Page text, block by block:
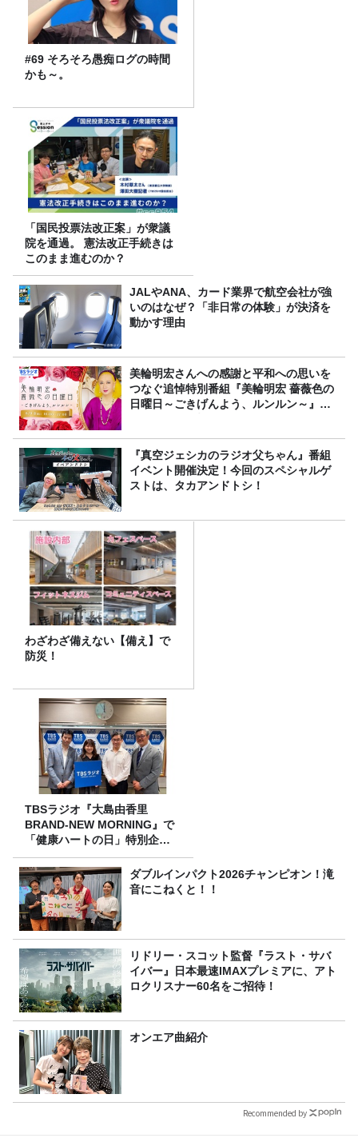
#69 そろそろ愚痴ログの時間
かも～。
「国民投票法改正案」が衆議
院を通過。 憲法改正手続きは
このまま進むのか？
JALやANA、カード業界で航空会社が強
いのはなぜ？「非日常の体験」が決済を
動かす理由
美輪明宏さんへの感謝と平和への思いを
つなぐ追悼特別番組『美輪明宏 薔薇色の
日曜日～ごきげんよう、ルンルン～』
『真空ジェシカのラジオ父ちゃん』番組
イベント開催決定！今回のスペシャルゲ
ストは、タカアンドトシ！
わざわざ備えない【備え】で
防災！
TBSラジオ『大島由香里
BRAND-NEW MORNING』で
「健康ハートの日」特別企画
を8/10（月）に放送
ダブルインパクト2026チャンピオン！滝
音にこねくと！！
リドリー・スコット監督『ラスト・サバ
イバー』日本最速IMAXプレミアに、アト
ロクリスナー60名をご招待！
オンエア曲紹介
Recommended by